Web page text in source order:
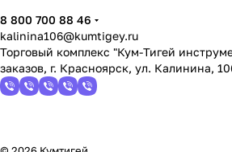
8 800 700 88 46
kalinina106@kumtigey.ru
Торговый комплекс "Кум-Тигей
заказов, г. Красноярск, ул. Калинина,